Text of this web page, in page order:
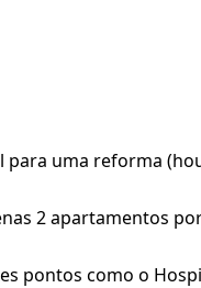
para uma reforma
2 apartamentos
pontos como o